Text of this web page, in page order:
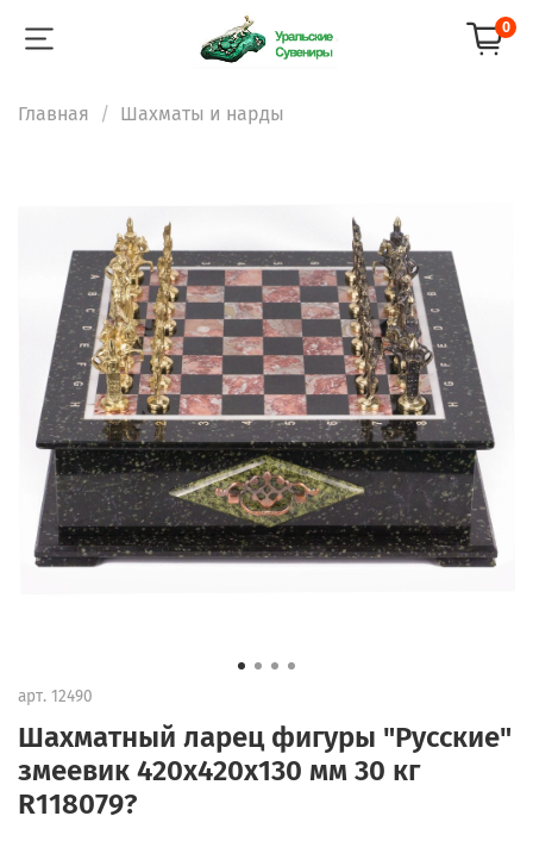
0
Главная Шахматы и нарды
арт. 12490
Шахматный ларец фигуры "Русские"
змеевик 420х420х130 мм 30 кг
R118079?